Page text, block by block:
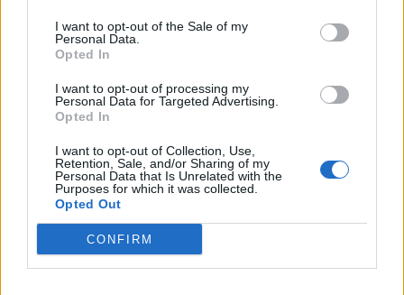
I want to opt-out of the Sale of my
Personal Data.
Opted In
I want to opt-out of processing my
Personal Data for Targeted Advertising.
Opted In
I want to opt-out of Collection, Use,
Retention, Sale, and/or Sharing of my
Personal Data that Is Unrelated with the
Purposes for which it was collected.
Opted Out
CONFIRM
Κέντρο Βοήθειας
Καταχώρηση Online Βιογραφικού
Συμβουλές Καριέρας
HR corner
Περιγραφές Θέσεων Εργασίας